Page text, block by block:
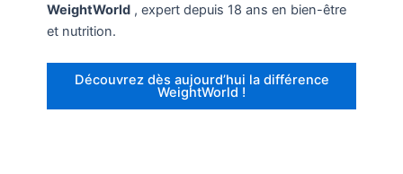
WeightWorld, expert depuis 18 ans en bien-être
et nutrition.
Découvrez dès aujourd’hui la différence
WeightWorld !